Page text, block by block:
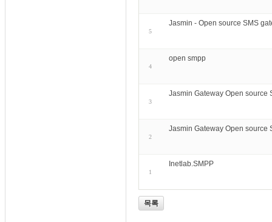
5
Jasmin - Open source SMS
4
open smpp
3
Jasmin Gateway Open source
2
Jasmin Gateway Open source
1
Inetlab.SMPP
목록